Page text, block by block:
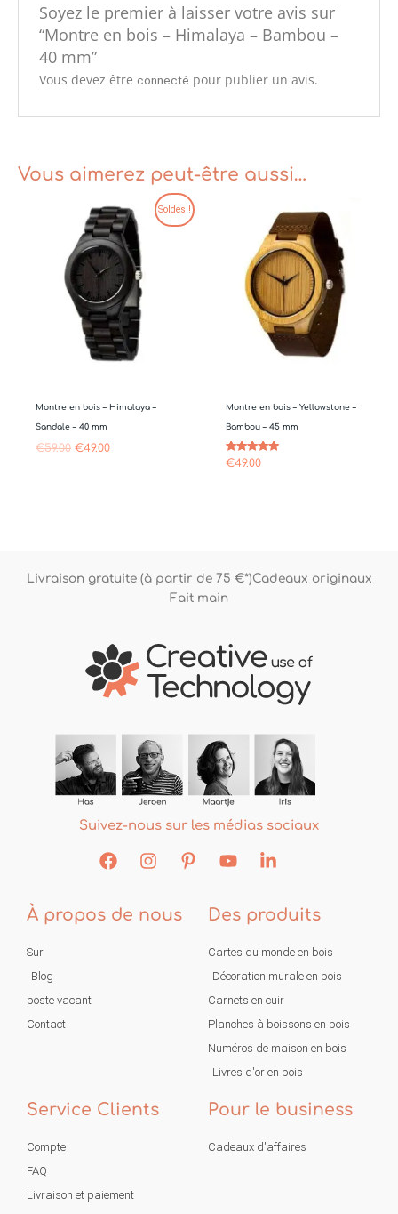
Soyez le premier à laisser votre avis sur
“Montre en bois – Himalaya – Bambou –
40 mm”
Vous devez être connecté pour publier un avis.
Vous aimerez peut-être aussi…
Soldes !
Montre en bois – Himalaya –
Sandale – 40 mm
€59.00
prix
initial
était :
€59.00.
€49.00
Le
prix
actuel
est :
€49.00.
Montre en bois – Yellowstone –
Bambou – 45 mm
Note
4.75
€49.00
Livraison gratuite (à partir de 75 €*)Cadeaux originaux
Fait main
Suivez-nous sur les médias sociaux
À propos de nous
Sur
Blog
poste vacant
Contact
Des produits
Cartes du monde en bois
Décoration murale en bois
Carnets en cuir
Planches à boissons en bois
Numéros de maison en bois
Livres d'or en bois
Service Clients
Compte
FAQ
Livraison et paiement
Pour le business
Cadeaux d'affaires